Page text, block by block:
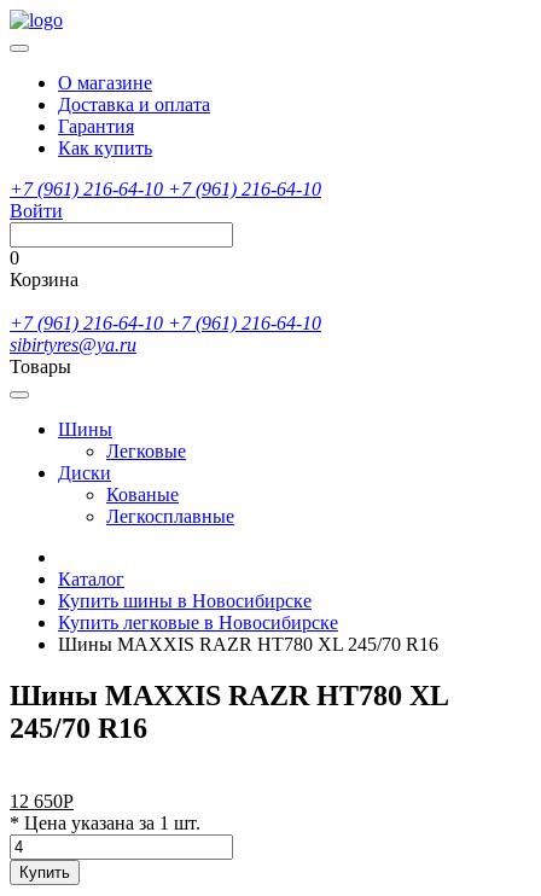
О магазине
Доставка и оплата
Гарантия
Как купить
+7 (961) 216-64-10 +7 (961) 216-64-10
Войти
0
Корзина
+7 (961) 216-64-10 +7 (961) 216-64-10
sibirtyres@ya.ru
Товары
Шины
Легковые
Диски
Кованые
Легкосплавные
Каталог
Купить шины в Новосибирске
Купить легковые в Новосибирске
Шины MAXXIS RAZR HT780 XL 245/70 R16
Шины MAXXIS RAZR HT780 XL
245/70 R16
12 650Р
* Цена указана за 1 шт.
Купить